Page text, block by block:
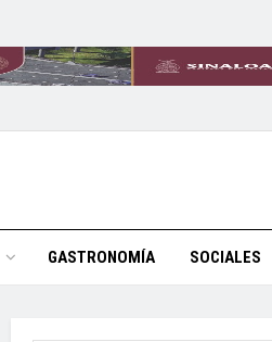
GASTRONOMÍA SOCIALES